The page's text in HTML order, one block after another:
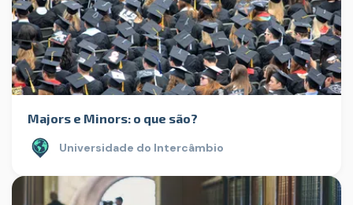
Majors e Minors: o que são?
Universidade do Intercâmbio